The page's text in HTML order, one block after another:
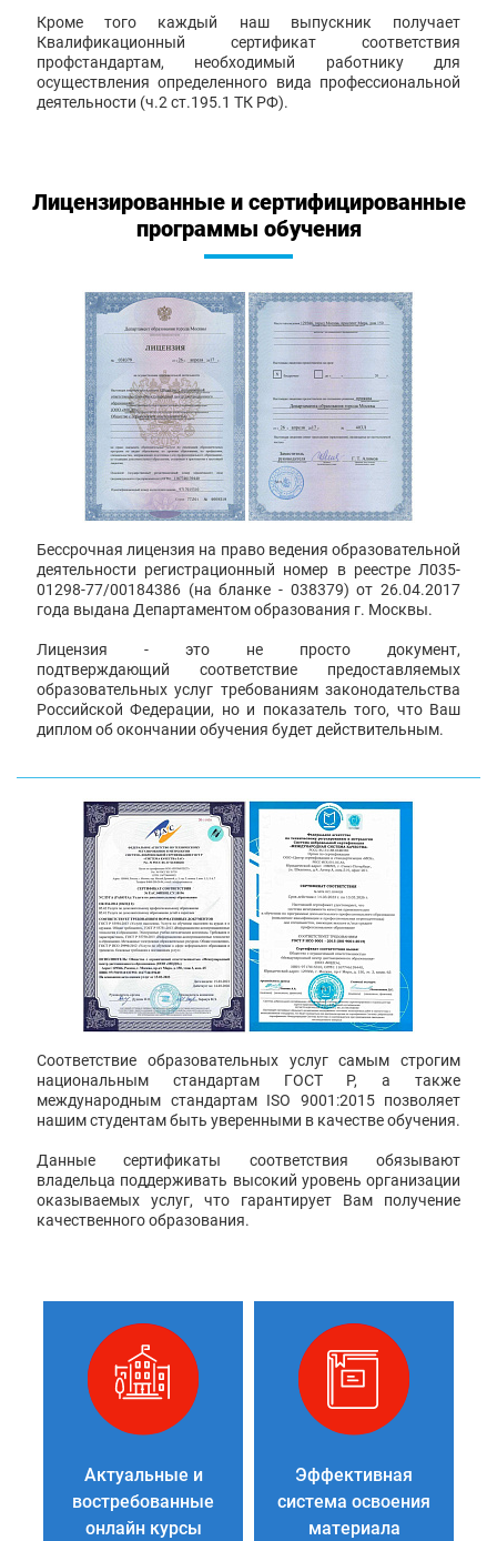
Кроме того каждый наш выпускник получает
Квалификационный сертификат соответствия
профстандартам, необходимый работнику для
осуществления определенного вида профессиональной
деятельности (ч.2 ст.195.1 ТК РФ).
Лицензированные и сертифицированные
программы обучения
Бессрочная лицензия на право ведения образовательной
деятельности регистрационный номер в реестре Л035-
01298-77/00184386 (на бланке - 038379) от 26.04.2017
года выдана Департаментом образования г. Москвы.
Лицензия - это не просто документ,
подтверждающий соответствие предоставляемых
образовательных услуг требованиям законодательства
Российской Федерации, но и показатель того, что Ваш
диплом об окончании обучения будет действительным.
Соответствие образовательных услуг самым строгим
национальным стандартам ГОСТ Р, а также
международным стандартам ISO 9001:2015 позволяет
нашим студентам быть уверенными в качестве обучения.
Данные сертификаты соответствия обязывают
владельца поддерживать высокий уровень организации
оказываемых услуг, что гарантирует Вам получение
качественного образования.
Актуальные и
востребованные
онлайн курсы
Эффективная
система освоения
материала